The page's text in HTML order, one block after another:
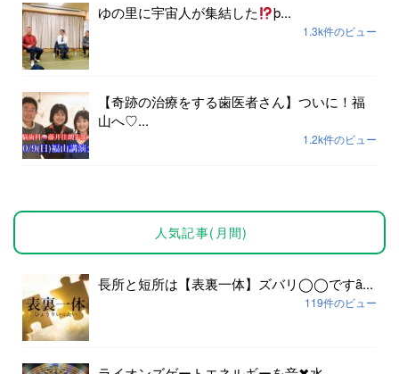
ゆの里に宇宙人が集結した þ...
1.3k件のビュー
【奇跡の治療をする歯医者さん】ついに！福
山へ♡...
1.2k件のビュー
人気記事(月間)
長所と短所は【表裏一体】ズバリ◯◯ですȃ...
119件のビュー